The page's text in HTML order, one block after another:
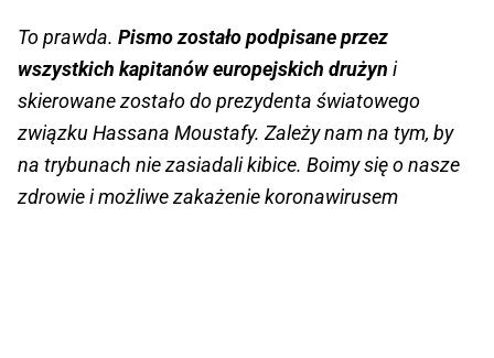
To prawda. Pismo zostało podpisane przez
wszystkich kapitanów europejskich drużyn i
skierowane zostało do prezydenta światowego
związku Hassana Moustafy. Zależy nam na tym, by
na trybunach nie zasiadali kibice. Boimy się o nasze
zdrowie i możliwe zakażenie koronawirusem